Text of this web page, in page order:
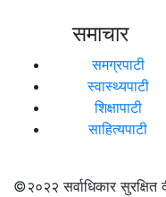
समाचार
समग्रपाटी
स्वास्थ्यपाटी
शिक्षापाटी
साहित्यपाटी
©२०२२सर्वाधिकार सुरक्षित